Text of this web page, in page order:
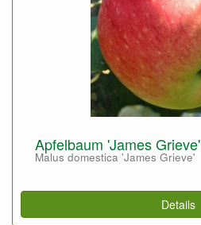
Apfelbaum 'James Grieve'
Malus domestica 'James Grieve'
Details